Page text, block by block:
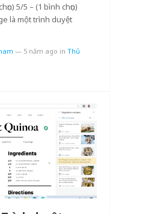
5/5 – (1 bình chọn)
là một trình duyệt
— 5 năm ago in Thủ